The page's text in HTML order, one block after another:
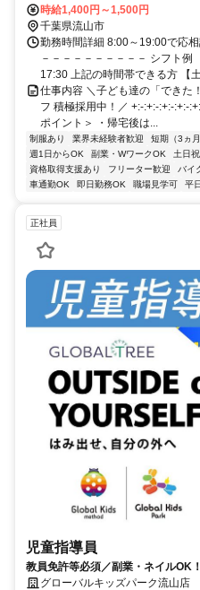
時給1,400円～1,500円
千葉県流山市
勤務時間詳細 8:00～19:00で応
－－－－－－－－－－ シフト
17:30 上記の時間帯できる方 【土
仕事内容 ＼子ども達の「できた
フ 積極採用中！／ +:-:+:-:+:-:+:-
ポイント＞ ・帰宅後は...
制服あり 業界未経験者歓迎 短期（3ヵ月
週1日からOK
副業・WワークOK 土日
資格取得支援あり
フリーター歓迎 バイ
車通勤OK
即日勤務OK 職場見学可 平
正社員
児童指導員
教員免許等必須／副業・ネイルOK
グローバルキッズパーク流山店